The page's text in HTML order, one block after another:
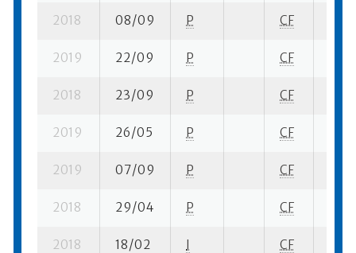
2018 08/09 P CF
2019 22/09 P CF
2018 23/09 P CF
2019 26/05 P CF
2019 07/09 P CF
2018 29/04 P CF
2018 18/02 I CF